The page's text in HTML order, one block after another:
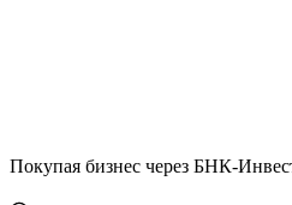
Покупая бизнес через БНК-